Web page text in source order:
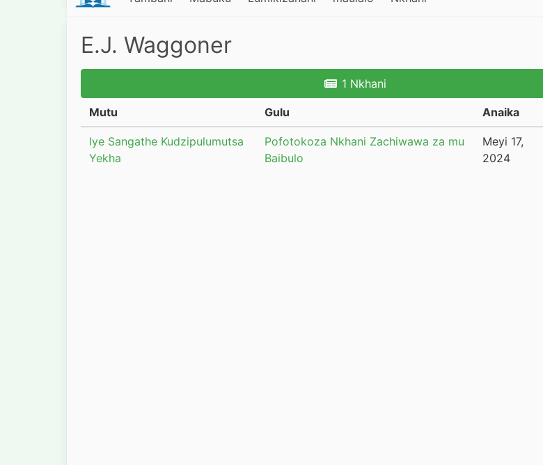
E.J. Waggoner
1 Nkhani
Mutu Gulu Anaika
Iye Sangathe Kudzipulumutsa
Yekha
Pofotokoza Nkhani Zachiwawa za mu
Baibulo
Meyi 17,
2024